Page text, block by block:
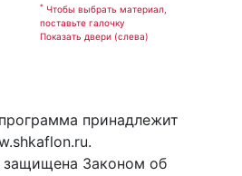
* Чтобы выбрать материал,
поставьте галочку
Показать двери (слева)
принадлежит
защищена Законом об